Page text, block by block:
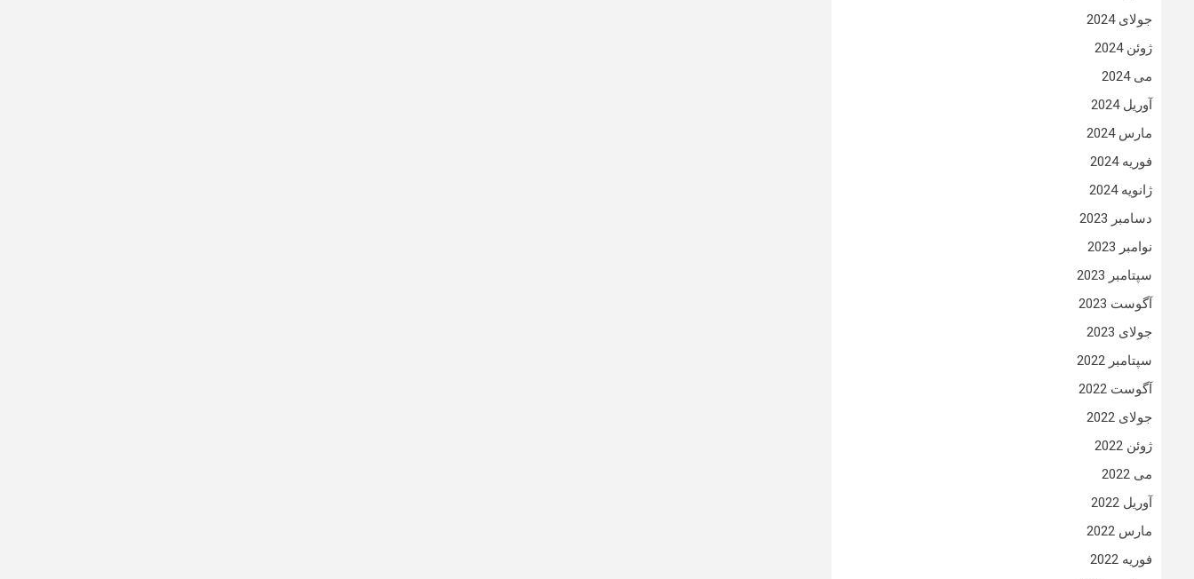
جولای 2024
ژوئن 2024
می 2024
آوریل 2024
مارس 2024
فوریه 2024
ژانویه 2024
دسامبر 2023
نوامبر 2023
سپتامبر 2023
آگوست 2023
جولای 2023
سپتامبر 2022
آگوست 2022
جولای 2022
ژوئن 2022
می 2022
آوریل 2022
مارس 2022
فوریه 2022